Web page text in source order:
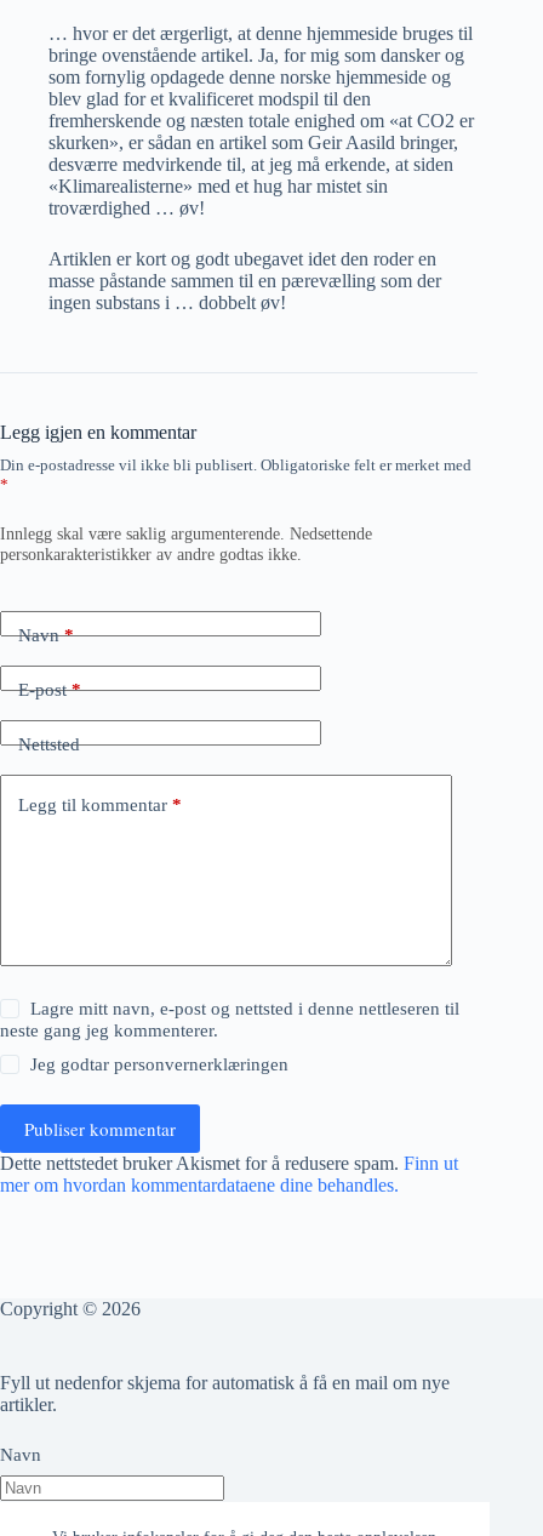
… hvor er det ærgerligt, at denne hjemmeside bruges til
bringe ovenstående artikel. Ja, for mig som dansker og
som fornylig opdagede denne norske hjemmeside og
blev glad for et kvalificeret modspil til den
fremherskende og næsten totale enighed om «at CO2 er
skurken», er sådan en artikel som Geir Aasild bringer,
desværre medvirkende til, at jeg må erkende, at siden
«Klimarealisterne» med et hug har mistet sin
troværdighed … øv!
Artiklen er kort og godt ubegavet idet den roder en
masse påstande sammen til en pærevælling som der
ingen substans i … dobbelt øv!
Legg igjen en kommentar
Din e-postadresse vil ikke bli publisert. Obligatoriske felt er merket med
*
Innlegg skal være saklig argumenterende. Nedsettende
personkarakteristikker av andre godtas ikke.
Navn*
E-post*
Nettsted
Legg til kommentar *
Lagre mitt navn, e-post og nettsted i denne nettleseren til
neste gang jeg kommenterer.
Jeg godtarpersonvernerklæringen
Publiser kommentar
Dette nettstedet bruker Akismet for å redusere spam. Finn ut
mer om hvordan kommentardataene dine behandles.
Copyright © 2026
Fyll ut nedenfor skjema for automatisk å få en mail om nye
artikler.
Navn